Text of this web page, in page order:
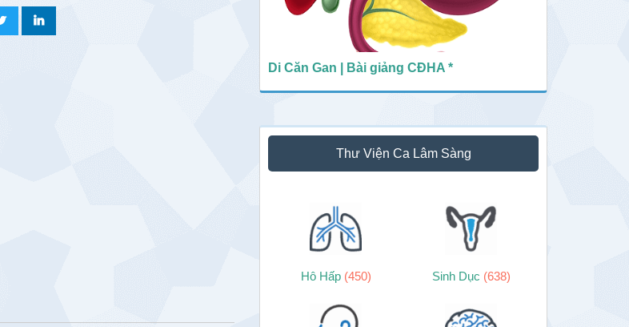
Di Căn Gan | Bài giảng CĐHA *
Thư Viện Ca Lâm Sàng
Hô Hấp (450) Sinh Dục (638)